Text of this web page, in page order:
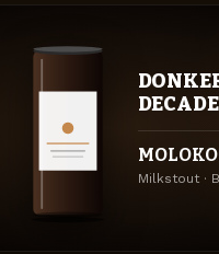
Milkstout ·